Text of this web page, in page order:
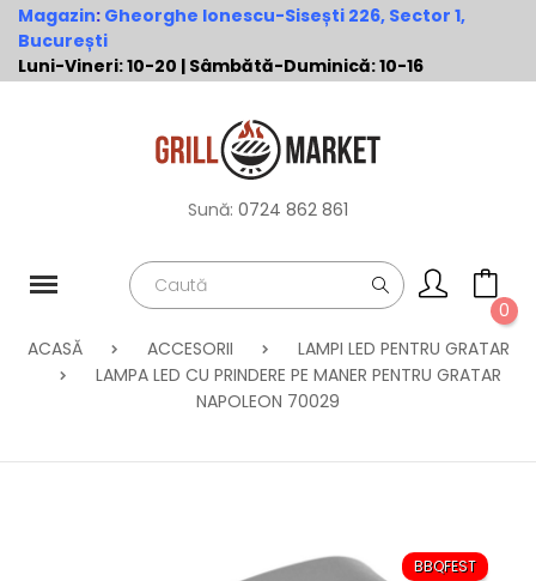
Magazin: Gheorghe Ionescu-Sisești 226, Sector 1,
București
Luni-Vineri: 10-20 | Sâmbătă-Duminică: 10-16
Sună: 0724 862 861
0
ACASĂ
ACCESORII
LAMPI LED PENTRU GRATAR
LAMPA LED CU PRINDERE PE MANER PENTRU GRATAR
NAPOLEON 70029
BBQFEST